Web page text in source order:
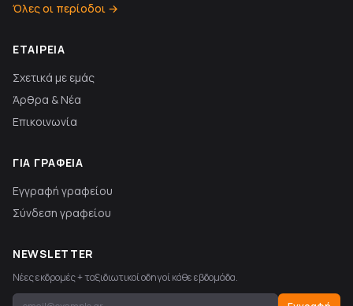
Όλες οι περίοδοι →
ΕΤΑΙΡΕΊΑ
Σχετικά με εμάς
Άρθρα & Νέα
Επικοινωνία
ΓΙΑ ΓΡΑΦΕΊΑ
Εγγραφή γραφείου
Σύνδεση γραφείου
NEWSLETTER
Νέες εκδρομές + ταξιδιωτικοί οδηγοί κάθε εβδομάδα.